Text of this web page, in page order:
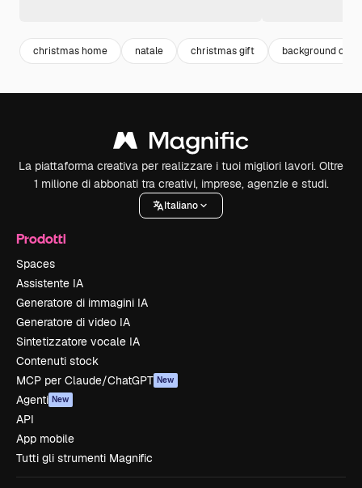
christmas home natale christmas gift background
La piattaforma creativa per realizzare i tuoi migliori lavori. Oltre
1 milione di abbonati tra creativi, imprese, agenzie e studi.
Italiano
Prodotti
Spaces
Assistente IA
Generatore di immagini IA
Generatore di video IA
Sintetizzatore vocale IA
Contenuti stock
MCP per Claude/ChatGPT New
Agenti New
API
App mobile
Tutti gli strumenti Magnific